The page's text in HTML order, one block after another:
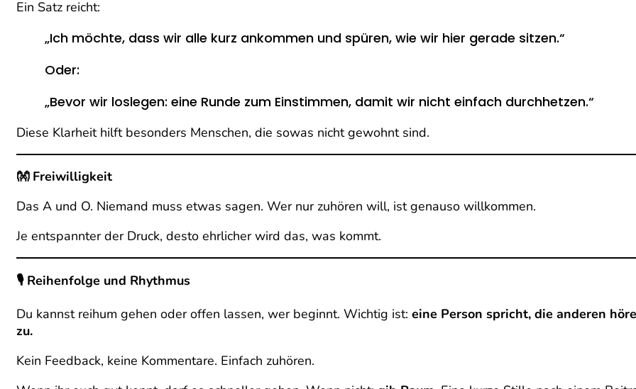
Ein Satz reicht:
„Ich möchte, dass wir alle kurz ankommen und spüren, wie wir hier gerade sitzen.“
Oder:
„Bevor wir loslegen: eine Runde zum Einstimmen, damit wir nicht einfach durchhetzen.“
Diese Klarheit hilft besonders Menschen, die sowas nicht gewohnt sind.
👐 Freiwilligkeit
Das A und O. Niemand muss etwas sagen. Wer nur zuhören will, ist genauso willkommen.
Je entspannter der Druck, desto ehrlicher wird das, was kommt.
🎙 Reihenfolge und Rhythmus
Du kannst reihum gehen oder offen lassen, wer beginnt. Wichtig ist: eine Person spricht, die anderen
zu.
Kein Feedback, keine Kommentare. Einfach zuhören.